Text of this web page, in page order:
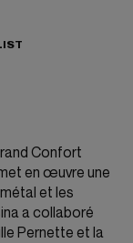
Confort
en œuvre une
et les
a collaboré
Pernette et la